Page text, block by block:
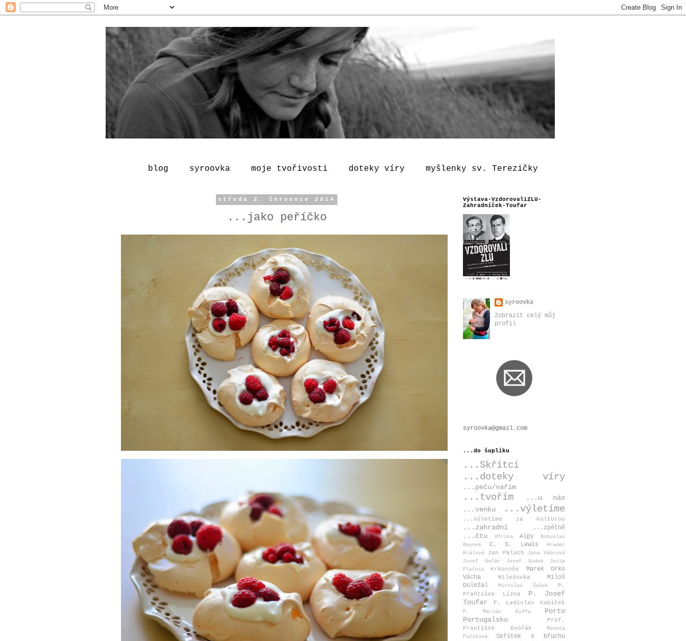
blog syroovka moje tvořivosti doteky víry myšlenky sv. Terezičky
středa 2. července 2014
...jako peříčko
Výstava-VzdorovaliZLU-
Zahradníček-Toufar
syroovka
Zobrazit celý můj
profil
syroovka@gmail.com
...do šuplíku
...Skřítci
...doteky víry
...peču/vařím
...tvořím
...u nás
...venku
...výletíme
...výletíme za kulturou
...zahradní ...zpětně
...čtu Afrika Alpy
Bohuslav
Reynek
C. S. Lewis
Hradec
Králové
Jan Palach
Jana Vébrová
Josef Gočár
Josef Sudek
Josip
Plečnik
Krkonoše
Marek Orko
Vácha
Milešovka
Miloš
Doležal
Miroslav Šašek
P.
František Lízna
P. Josef
Toufar
P. Ladislav Kubíček
P. Marián Kuffa
Porto
Portugalsko
Prof.
František Dvořák
Renata
Fučíková
Skřítek v břuchu